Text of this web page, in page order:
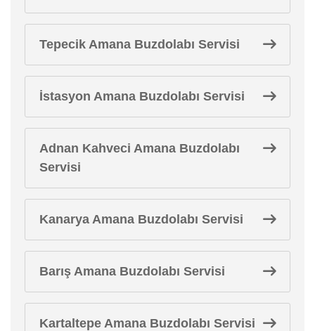
Tepecik Amana Buzdolabı Servisi
İstasyon Amana Buzdolabı Servisi
Adnan Kahveci Amana Buzdolabı
Servisi
Kanarya Amana Buzdolabı Servisi
Barış Amana Buzdolabı Servisi
Kartaltepe Amana Buzdolabı Servisi